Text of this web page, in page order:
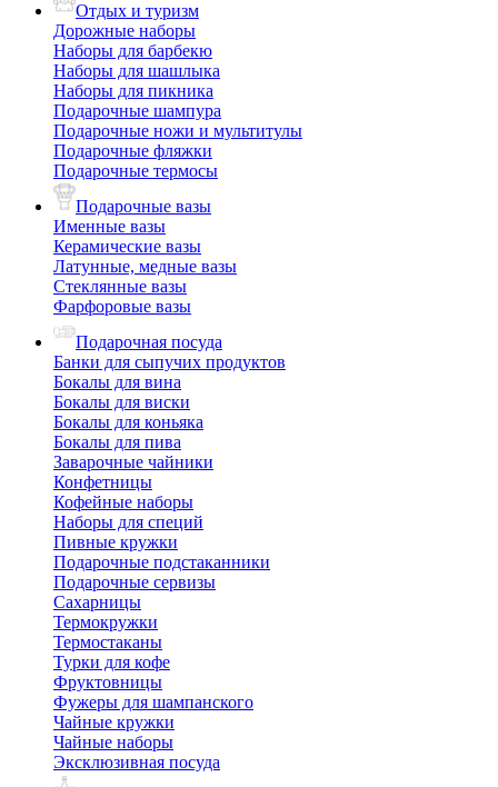
Отдых и туризм
Дорожные наборы
Наборы для барбекю
Наборы для шашлыка
Наборы для пикника
Подарочные шампура
Подарочные ножи и мультитулы
Подарочные фляжки
Подарочные термосы
Подарочные вазы
Именные вазы
Керамические вазы
Латунные, медные вазы
Стеклянные вазы
Фарфоровые вазы
Подарочная посуда
Банки для сыпучих продуктов
Бокалы для вина
Бокалы для виски
Бокалы для коньяка
Бокалы для пива
Заварочные чайники
Конфетницы
Кофейные наборы
Наборы для специй
Пивные кружки
Подарочные подстаканники
Подарочные сервизы
Сахарницы
Термокружки
Термостаканы
Турки для кофе
Фруктовницы
Фужеры для шампанского
Чайные кружки
Чайные наборы
Эксклюзивная посуда